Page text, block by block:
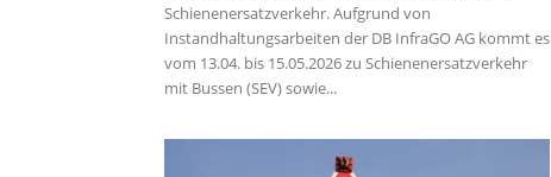
Schienenersatzverkehr. Aufgrund von
Instandhaltungsarbeiten der DB InfraGO AG kommt es
vom 13.04. bis 15.05.2026 zu Schienenersatzverkehr
mit Bussen (SEV) sowie...